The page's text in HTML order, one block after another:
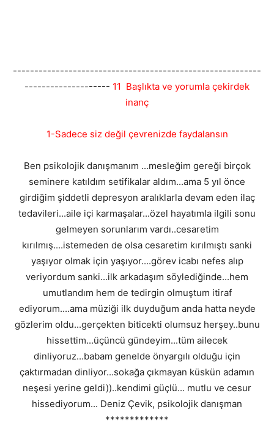
----------------------------------------------------------
-------------------- 11 Başlıkta ve yorumla çekirdek
inanç
1-Sadece siz değil çevrenizde faydalansın
Ben psikolojik danışmanım ...mesleğim gereği birçok
seminere katıldım setifikalar aldım...ama 5 yıl önce
girdiğim şiddetli depresyon aralıklarla devam eden ilaç
tedavileri...aile içi karmaşalar...özel hayatımla ilgili sonu
gelmeyen sorunlarım vardı..cesaretim
kırılmış....istemeden de olsa cesaretim kırılmıştı sanki
yaşıyor olmak için yaşıyor....görev icabı nefes alıp
veriyordum sanki...ilk arkadaşım söylediğinde...hem
umutlandım hem de tedirgin olmuştum itiraf
ediyorum....ama müziği ilk duyduğum anda hatta neyde
gözlerim oldu...gerçekten biticekti olumsuz herşey..bunu
hissettim...üçüncü gündeyim...tüm ailecek
dinliyoruz...babam genelde önyargılı olduğu için
çaktırmadan dinliyor...sokağa çıkmayan küskün adamın
neşesi yerine geldi))..kendimi güçlü... mutlu ve cesur
hissediyorum... Deniz Çevik, psikolojik danışman
*************